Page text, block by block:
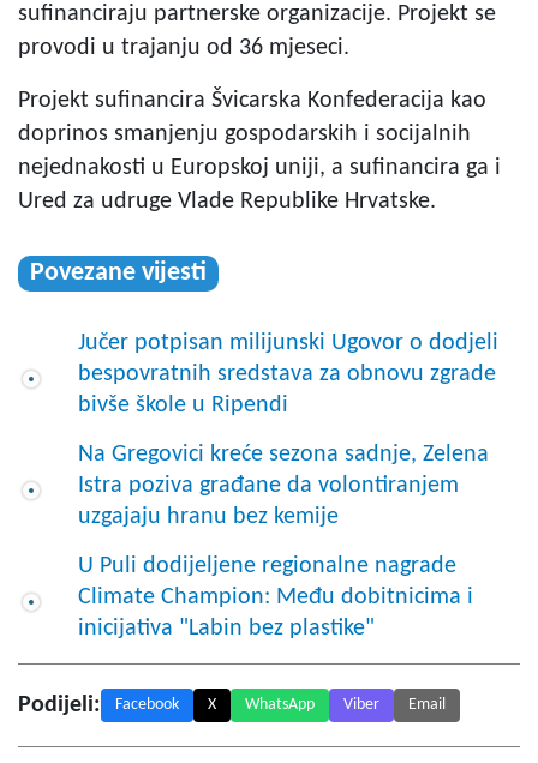
sufinanciraju partnerske organizacije. Projekt se
provodi u trajanju od 36 mjeseci.
Projekt sufinancira Švicarska Konfederacija kao
doprinos smanjenju gospodarskih i socijalnih
nejednakosti u Europskoj uniji, a sufinancira ga i
Ured za udruge Vlade Republike Hrvatske.
Povezane vijesti
Jučer potpisan milijunski Ugovor o dodjeli
bespovratnih sredstava za obnovu zgrade
bivše škole u Ripendi
Na Gregovici kreće sezona sadnje, Zelena
Istra poziva građane da volontiranjem
uzgajaju hranu bez kemije
U Puli dodijeljene regionalne nagrade
Climate Champion: Među dobitnicima i
inicijativa "Labin bez plastike"
Podijeli: Facebook X WhatsApp Viber Email